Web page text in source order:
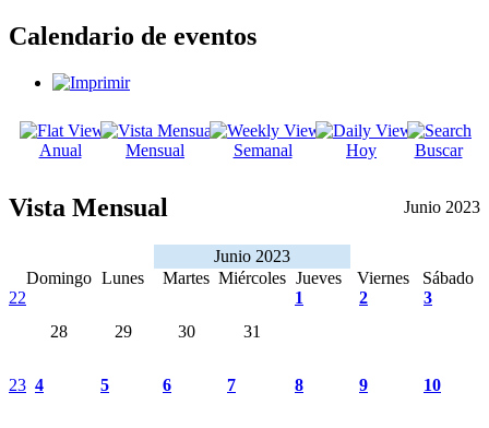
Calendario de eventos
Anual Mensual Semanal Hoy Buscar
Vista Mensual Junio 2023
Junio 2023
Domingo Lunes Martes Miércoles Jueves Viernes
Sábado
22
28
29 30 31
1 2 3
23 4 5 6 7 8 9 10